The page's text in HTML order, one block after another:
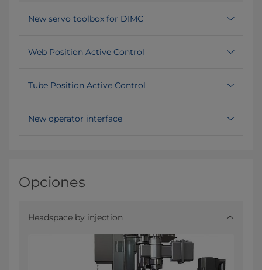
New servo toolbox for DIMC
Web Position Active Control
Tube Position Active Control
New operator interface
Opciones
Headspace by injection